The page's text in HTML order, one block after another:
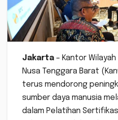
Jakarta – Kantor
Nusa Tenggara Barat
terus mendorong
sumber daya manusia
dalam Pelatihan